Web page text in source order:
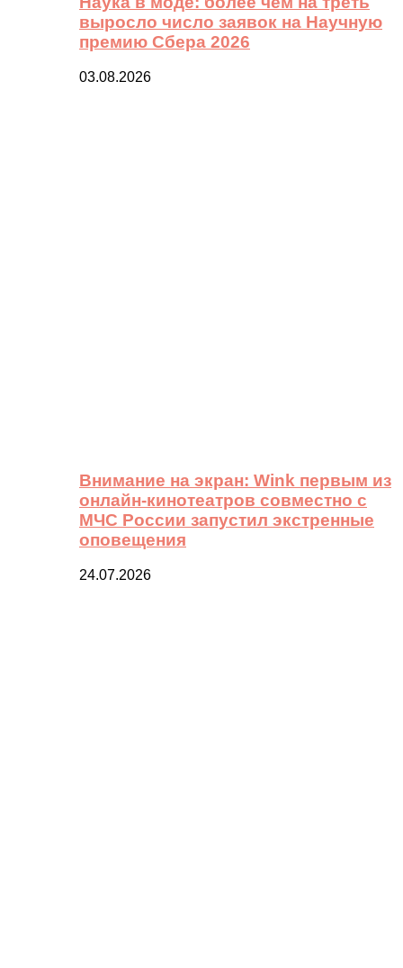
выросло число заявок на Научную
премию Сбера 2026
03.08.2026
Внимание на экран: Wink первым из
онлайн-кинотеатров совместно с
МЧС России запустил экстренные
оповещения
24.07.2026